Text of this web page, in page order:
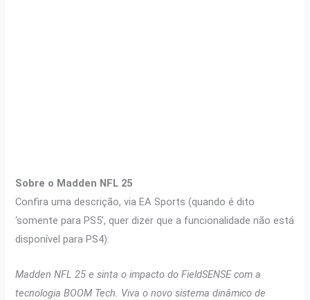
Sobre o Madden NFL 25
Confira uma descrição, via EA Sports (quando é dito
‘somente para PS5’, quer dizer que a funcionalidade não está
disponível para PS4):
Madden NFL 25 e sinta o impacto do FieldSENSE com a
tecnologia BOOM Tech. Viva o novo sistema dinâmico de